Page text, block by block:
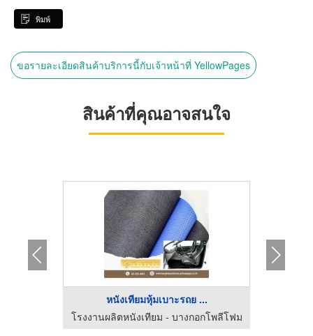
พิมพ์
ขอรายละเอียดสินค้าบริการนี้กับเจ้าหน้าที่ YellowPages
สินค้าที่คุณอาจสนใจ
หนังเทียมหุ้มเบาะรถย ...
โรงงานผลิตหนังเทียม - บางกอกโพลีโฟม